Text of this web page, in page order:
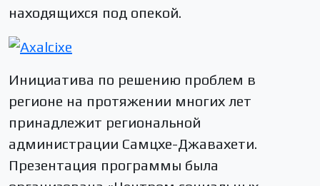
находящихся под опекой.
Инициатива по решению проблем в
регионе на протяжении многих лет
принадлежит региональной
администрации Самцхе-Джавахети.
Презентация программы была